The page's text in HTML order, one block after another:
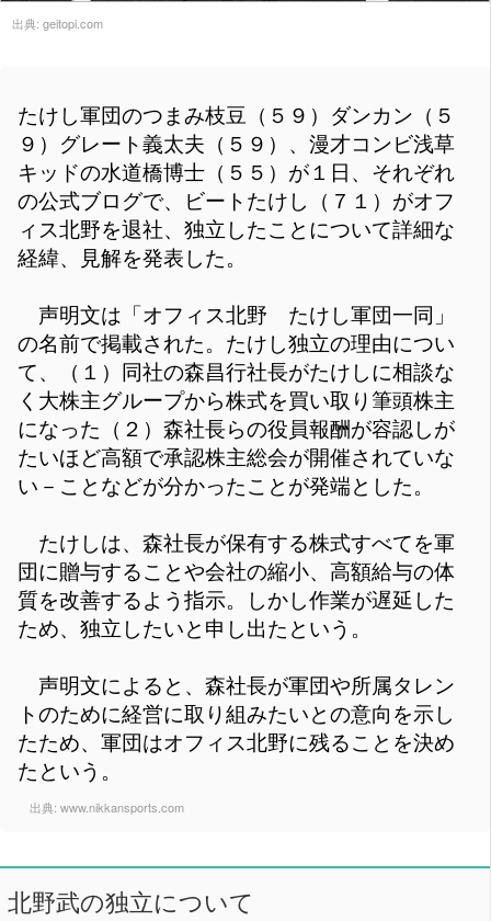
出典: geitopi.com
たけし軍団のつまみ枝豆（５９）ダンカン（５
９）グレート義太夫（５９）、漫才コンビ浅草
キッドの水道橋博士（５５）が１日、それぞれ
の公式ブログで、ビートたけし（７１）がオフ
ィス北野を退社、独立したことについて詳細な
経緯、見解を発表した。
声明文は「オフィス北野 たけし軍団一同」
の名前で掲載された。たけし独立の理由につい
て、（１）同社の森昌行社長がたけしに相談な
く大株主グループから株式を買い取り筆頭株主
になった（２）森社長らの役員報酬が容認しが
たいほど高額で承認株主総会が開催されていな
い－ことなどが分かったことが発端とした。
たけしは、森社長が保有する株式すべてを軍
団に贈与することや会社の縮小、高額給与の体
質を改善するよう指示。しかし作業が遅延した
ため、独立したいと申し出たという。
声明文によると、森社長が軍団や所属タレン
トのために経営に取り組みたいとの意向を示し
たため、軍団はオフィス北野に残ることを決め
たという。
出典: www.nikkansports.com
北野武の独立について